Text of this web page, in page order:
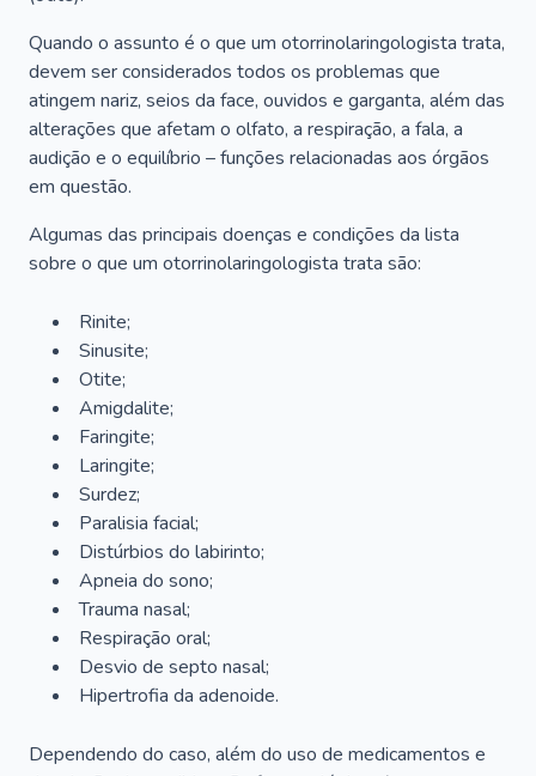
Quando o assunto é o que um otorrinolaringologista trata,
devem ser considerados todos os problemas que
atingem nariz, seios da face, ouvidos e garganta, além das
alterações que afetam o olfato, a respiração, a fala, a
audição e o equilíbrio – funções relacionadas aos órgãos
em questão.
Algumas das principais doenças e condições da lista
sobre o que um otorrinolaringologista trata são:
Rinite;
Sinusite;
Otite;
Amigdalite;
Faringite;
Laringite;
Surdez;
Paralisia facial;
Distúrbios do labirinto;
Apneia do sono;
Trauma nasal;
Respiração oral;
Desvio de septo nasal;
Hipertrofia da adenoide.
Dependendo do caso, além do uso de medicamentos e